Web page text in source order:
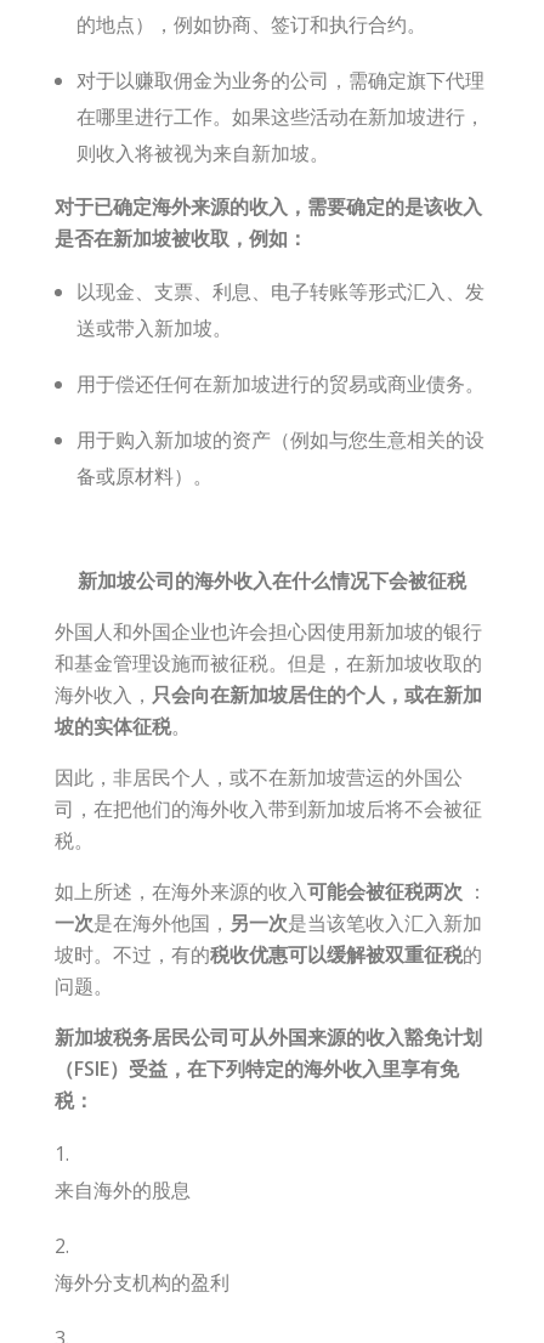
的地点），例如协商、签订和执行合约。
对于以赚取佣金为业务的公司，需确定旗下代理
在哪里进行工作。如果这些活动在新加坡进行，
则收入将被视为来自新加坡。
对于已确定海外来源的收入，需要确定的是该收入
是否在新加坡被收取，例如：
以现金、支票、利息、电子转账等形式汇入、发
送或带入新加坡。
用于偿还任何在新加坡进行的贸易或商业债务。
用于购入新加坡的资产（例如与您生意相关的设
备或原材料）。
新加坡公司的海外收入在什么情况下会被征税
外国人和外国企业也许会担心因使用新加坡的银行
和基金管理设施而被征税。但是，在新加坡收取的
海外收入， 只会向在新加坡居住的个人，或在新加
坡的实体征税。
因此，非居民个人，或不在新加坡营运的外国公
司，在把他们的海外收入带到新加坡后将不会被征
税。
如上所述，在海外来源的收入可能会被征税两次 ：
一次是在海外他国， 另一次是当该笔收入汇入新加
坡时。不过，有的税收优惠可以缓解被双重征税的
问题。
新加坡税务居民公司可从外国来源的收入豁免计划
（FSIE） 受益，在下列特定的海外收入里享有免
税：
来自海外的股息
海外分支机构的盈利